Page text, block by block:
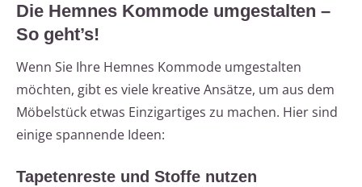
Die Hemnes Kommode umgestalten –
So geht’s!
Wenn Sie Ihre Hemnes Kommode umgestalten
möchten, gibt es viele kreative Ansätze, um aus dem
Möbelstück etwas Einzigartiges zu machen. Hier sind
einige spannende Ideen:
Tapetenreste und Stoffe nutzen